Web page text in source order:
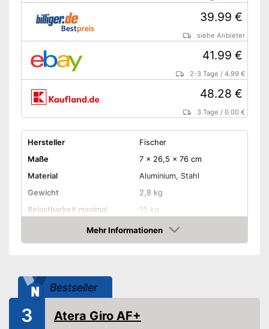
39.99 €
siehe Anbieter
41.99 €
2-3 Tage /4.99 €
48.28 €
3 Tage /0.00 €
Hersteller
Fischer
Maße
7 x 26,5 x 76 cm
Material
Aluminium, Stahl
Gewicht
2,8 kg
Belastbarkeit maximal
15 kg
Durchmesser Rahmen
3 - 8 cm
Anzahl Fahrräder maximal
1
Verschließbar
TÜV-geprüft
Mehr Informationen
Amazon
Bestseller
3 Atera Giro AF+